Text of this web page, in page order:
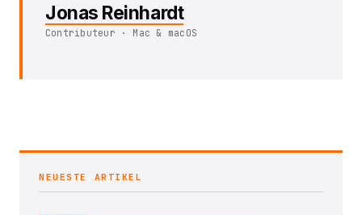
Jonas Reinhardt
Contributeur · Mac & macOS
NEUESTE ARTIKEL